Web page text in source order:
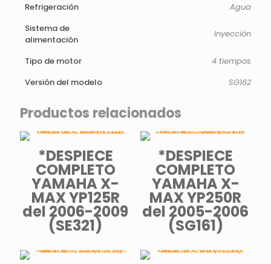
Refrigeración
Agua
Sistema de
alimentación
Inyección
Tipo de motor
4 tiempos
Versión del modelo
SG162
Productos relacionados
*DESPIECE
COMPLETO
YAMAHA X-
MAX YP125R
del 2006-2009
(SE321)
*DESPIECE
COMPLETO
YAMAHA X-
MAX YP250R
del 2005-2006
(SG161)